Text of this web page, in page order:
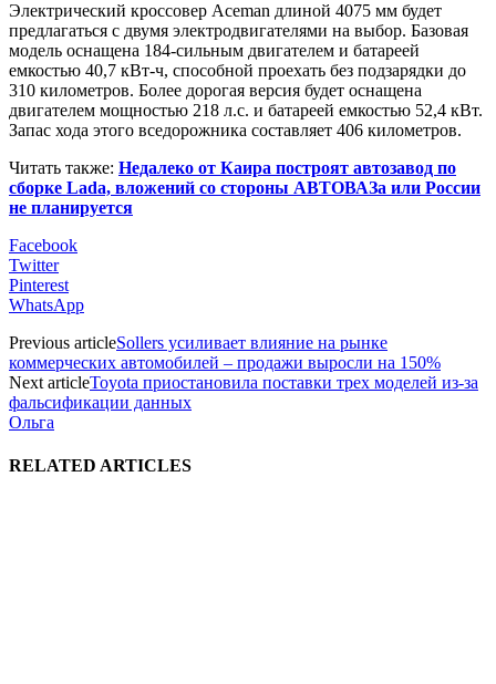
Электрический кроссовер Aceman длиной 4075 мм будет
предлагаться с двумя электродвигателями на выбор. Базовая
модель оснащена 184-сильным двигателем и батареей
емкостью 40,7 кВт-ч, способной проехать без подзарядки до
310 километров. Более дорогая версия будет оснащена
двигателем мощностью 218 л.с. и батареей емкостью 52,4 кВт.
Запас хода этого вседорожника составляет 406 километров.
Читать также: Недалеко от Каира построят автозавод по
сборке Lada, вложений со стороны АВТОВАЗа или России
не планируется
Facebook
Twitter
Pinterest
WhatsApp
Previous articleSollers усиливает влияние на рынке
коммерческих автомобилей – продажи выросли на 150%
Next articleToyota приостановила поставки трех моделей из-за
фальсификации данных
Ольга
RELATED ARTICLES